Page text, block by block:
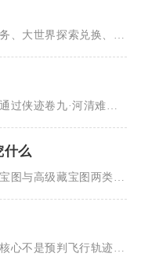
、大世界探索兑换、锻
过侠迹卷九·河清难俟
什么
图与高级藏宝图两类，
心不是预判飞行轨迹，